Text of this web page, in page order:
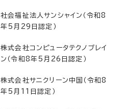
社会福祉法人サンシャイン（令和8
年5月29日認定）
株式会社コンピュータテクノブレイ
ン（令和8年5月26日認定）
株式会社サニクリーン中国（令和8
年5月11日認定）